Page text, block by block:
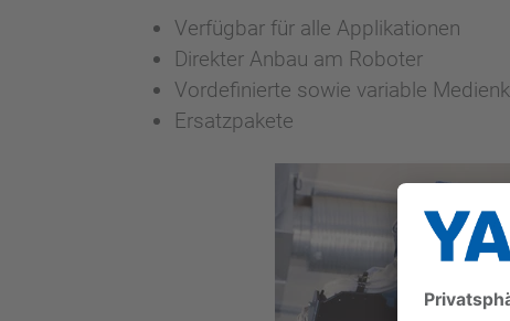
Verfügbar für alle Applikationen
Direkter Anbau am Roboter
Vordefinierte sowie variable
Ersatzpakete